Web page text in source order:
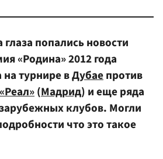
попались новости
«Родина» 2012 года
турнире вДубаепротив
«Реал»(Мадрид) и еще ряда
клубов. Могли
что это такое